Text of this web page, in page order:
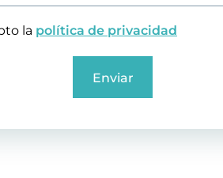
la política de privacidad
Enviar